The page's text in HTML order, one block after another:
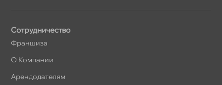
Сотрудничество
Франшиза
О Компании
Арендодателям